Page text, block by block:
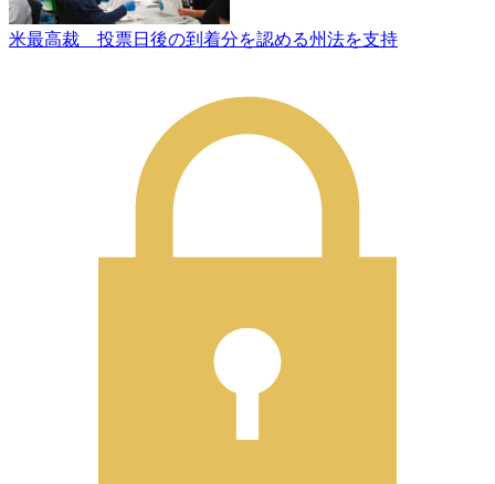
米最高裁 投票日後の到着分を認める州法を支持